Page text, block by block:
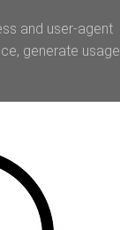
and user-agent
generate usage